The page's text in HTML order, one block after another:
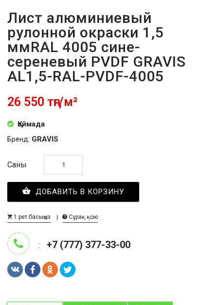
Лист алюминиевый
рулонной окраски 1,5
ммRAL 4005 сине-
сереневый PVDF GRAVIS
AL1,5-RAL-PVDF-4005
26 550 тңг/м²
Қоймада
Бренд: GRAVIS
Саны
ДОБАВИТЬ В КОРЗИНУ
1 рет басыңыз Сұрақ қою
: +7 (777) 377-33-00